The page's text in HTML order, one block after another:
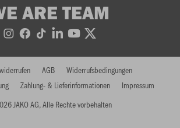
ARE TEAM
JAKO AG, Alle Rechte vorbehalten
AGB
Widerrufsbedingungen
Zahlung- & Lieferinformationen Impressum